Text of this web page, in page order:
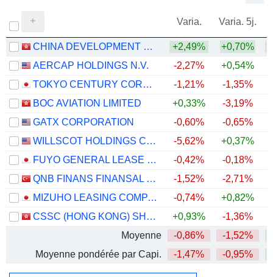
Varia. Varia. 5j.
CHINA DEVELOPMENT BANK FINANCIAL LEASING CO., LTD. +2,49% +0,70%
AERCAP HOLDINGS N.V.
-2,27% +0,54%
TOKYO CENTURY CORPORATION
-1,21% -1,35%
BOC AVIATION LIMITED
+0,33% -3,19%
GATX CORPORATION
-0,60% -0,65%
WILLSCOT HOLDINGS CORPORATION
-5,62% +0,37%
FUYO GENERAL LEASE CO., LTD.
-0,42% -0,18%
QNB FINANS FINANSAL KIRALAMA
-1,52% -2,71%
MIZUHO LEASING COMPANY, LIMITED
-0,74% +0,82%
CSSC (HONG KONG) SHIPPING COMPANY LIMITED
+0,93% -1,36%
Moyenne
-0,86% -1,52%
Moyenne pondérée par Capi.
-1,47% -0,95%